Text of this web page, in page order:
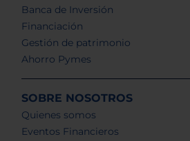
Banca de Inversión
Financiación
Gestión de patrimonio
Ahorro Pymes
SOBRE NOSOTROS
Quienes somos
Eventos Financieros